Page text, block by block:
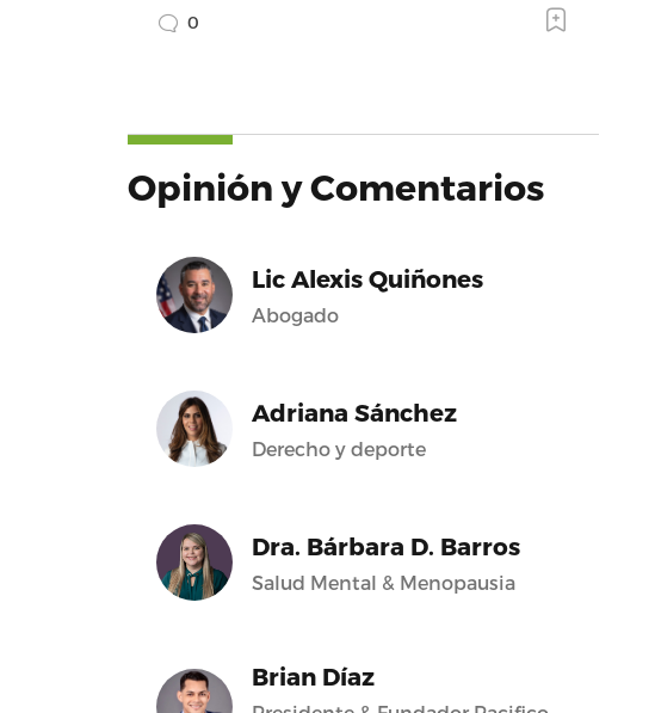
0
Opinión y Comentarios
Lic Alexis Quiñones
Abogado
Adriana Sánchez
Derecho y deporte
Dra. Bárbara D. Barros
Salud Mental & Menopausia
Brian Díaz